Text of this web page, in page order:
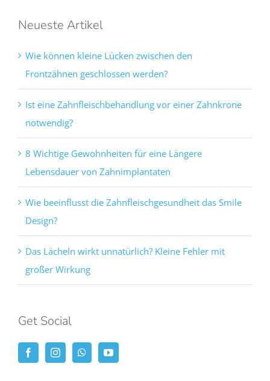
Neueste Artikel
Wie können kleine Lücken zwischen den
Frontzähnen geschlossen werden?
Ist eine Zahnfleischbehandlung vor einer Zahnkrone
notwendig?
8 Wichtige Gewohnheiten für eine Längere
Lebensdauer von Zahnimplantaten
Wie beeinflusst die Zahnfleischgesundheit das Smile
Design?
Das Lächeln wirkt unnatürlich? Kleine Fehler mit
großer Wirkung
Get Social